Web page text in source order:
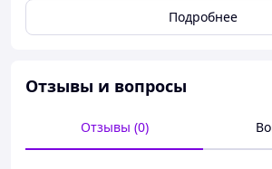
Благодаря хорошо проработанному
отлично садятся как на женскую так и
печати, не трескается и не
Материал 100% хлопок!
Подробнее
Отзывы и вопросы
Отзывы (0)